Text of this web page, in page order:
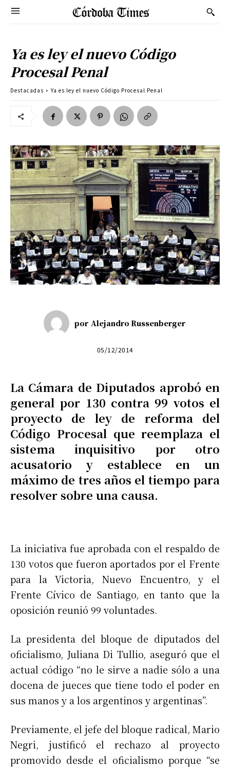
Ya es ley el nuevo Código
Procesal Penal
Destacadas Ya es ley el nuevo Código Procesal Penal
por Alejandro Russenberger
05/12/2014
La Cámara de Diputados aprobó en
general por 130 contra 99 votos el
proyecto de ley de reforma del
Código Procesal que reemplaza el
sistema inquisitivo por otro
acusatorio y establece en un
máximo de tres años el tiempo para
resolver sobre una causa.
La iniciativa fue aprobada con el respaldo de
130 votos que fueron aportados por el Frente
para la Victoria, Nuevo Encuentro, y el
Frente Cívico de Santiago, en tanto que la
oposición reunió 99 voluntades.
La presidenta del bloque de diputados del
oficialismo, Juliana Di Tullio, aseguró que el
actual código “no le sirve a nadie sólo a una
docena de jueces que tiene todo el poder en
sus manos y a los argentinos y argentinas”.
Previamente, el jefe del bloque radical, Mario
Negri, justificó el rechazo al proyecto
promovido desde el oficialismo porque “se